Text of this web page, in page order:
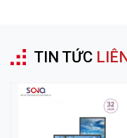
TIN TỨC